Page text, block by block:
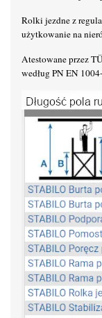
Rolki jezdne z
użytkowanie na
Atestowane przez
według PN EN